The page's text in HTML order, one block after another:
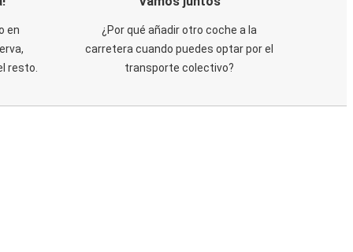
en
resto.
¿Por qué añadir otro coche a la
carretera cuando puedes optar por el
transporte colectivo?